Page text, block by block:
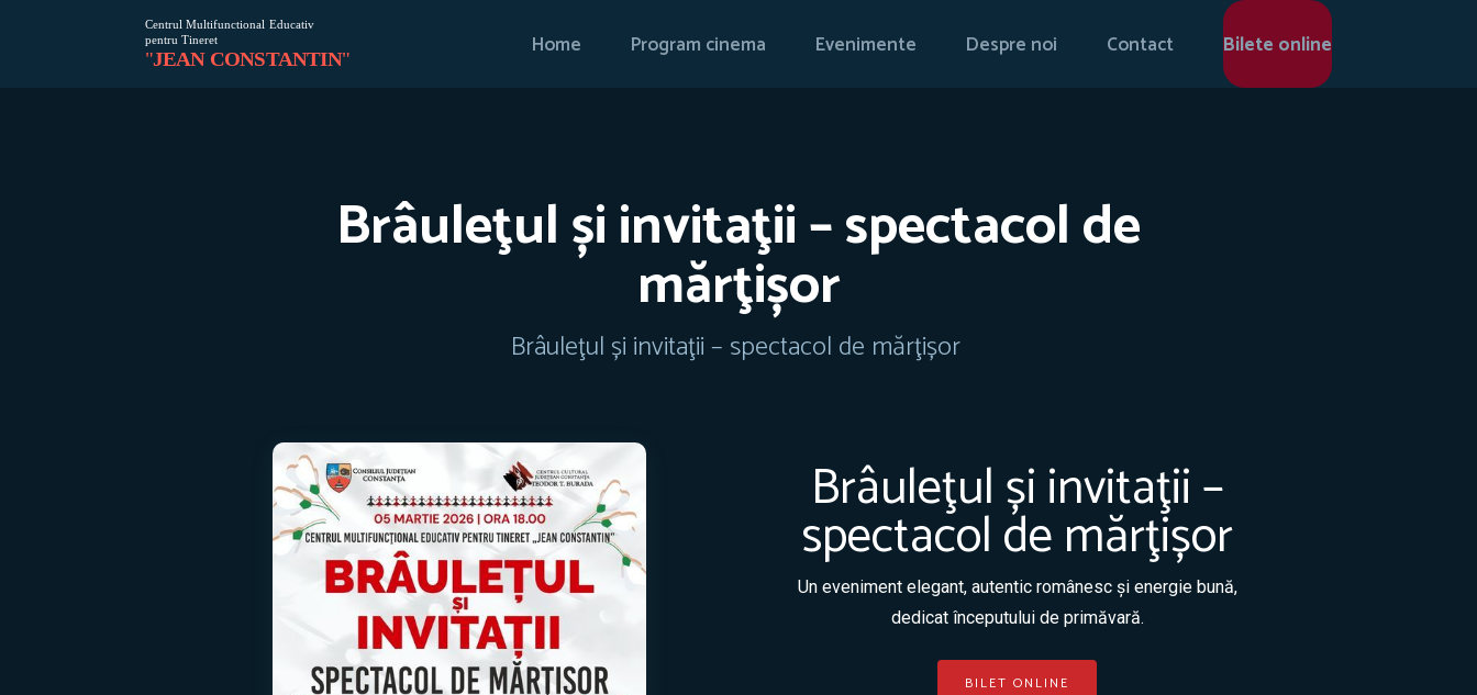
Home Program cinema Evenimente Despre noi Contact Bilete online
Brâuleţul și invitaţii – spectacol de
mărţișor
Brâuleţul și invitaţii – spectacol de mărţișor
Brâuleţul și invitaţii –
spectacol de mărţișor
Un eveniment elegant, autentic românesc și energie bună,
dedicat începutului de primăvară.
BILET ONLINE